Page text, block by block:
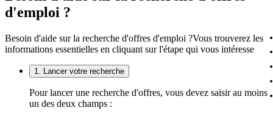
d'emploi ?
Besoin d'aide sur la recherche d'offres d'emploi ?Vous trouverez les
informations essentielles en cliquant sur l'étape qui vous intéresse
1. Lancer votre recherche
Pour lancer une recherche d'offres, vous devez saisir au moins
un des deux champs :